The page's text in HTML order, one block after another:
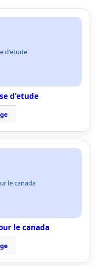
d'etude
d'etude
le canada
le canada